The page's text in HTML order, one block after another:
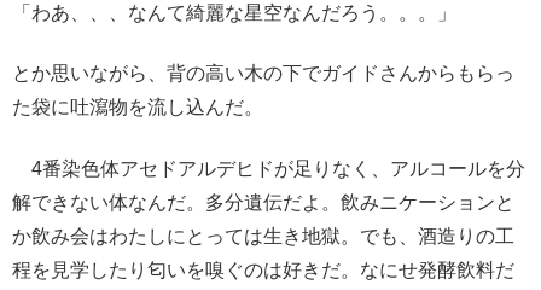
「わあ、、、なんて綺麗な星空なんだろう。。。」
とか思いながら、背の高い木の下でガイドさんからもらっ
た袋に吐瀉物を流し込んだ。
4番染色体アセドアルデヒドが足りなく、アルコールを分
解できない体なんだ。多分遺伝だよ。飲みニケーションと
か飲み会はわたしにとっては生き地獄。でも、酒造りの工
程を見学したり匂いを嗅ぐのは好きだ。なにせ発酵飲料だ